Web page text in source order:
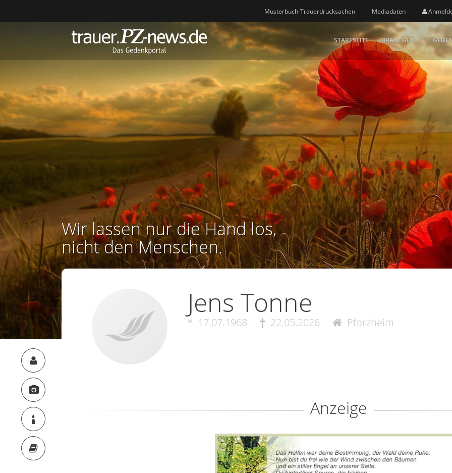
Musterbuch-Trauerdrucksachen Mediadaten
STARTSEITE BRANCHEN
Wir lassen nur die Hand los,
nicht den Menschen.
Jens Tonne
17.07.1968 22.05.2026 Pforzheim
Anzeige